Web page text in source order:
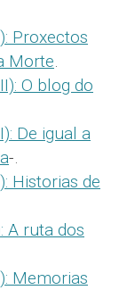
Proxectos
Morte.
O blog do
De igual a
-.
Historias de
A ruta dos
Memorias